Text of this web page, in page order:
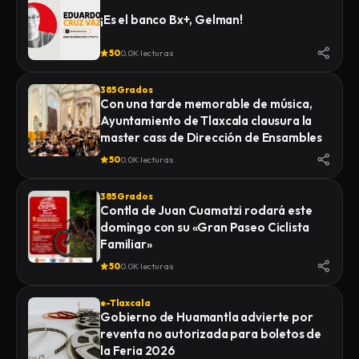
¡Es el banco Bx+, Gelman!
500.0K lecturas
385 Grados
Con una tarde memorable de música,
Ayuntamiento de Tlaxcala clausura la
master cass de Dirección de Ensambles
500.0K lecturas
385 Grados
Contla de Juan Cuamatzi rodará este
domingo con su «Gran Paseo Ciclista
Familiar»
500.0K lecturas
e-Tlaxcala
Gobierno de Huamantla advierte por
reventa no autorizada para boletos de
la Feria 2026